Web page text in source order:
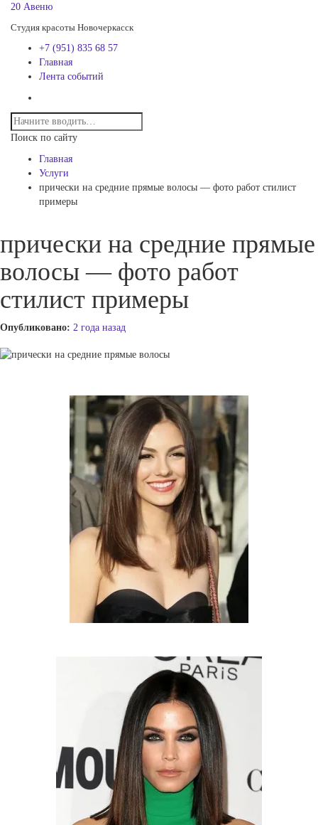
20 Авеню
Студия красоты Новочеркасск
+7 (951) 835 68 57
Главная
Лента событий
Поиск по сайту
Главная
Услуги
прически на средние прямые волосы — фото работ стилист
примеры
прически на средние прямые
волосы — фото работ
стилист примеры
Опубликовано: 2 года назад